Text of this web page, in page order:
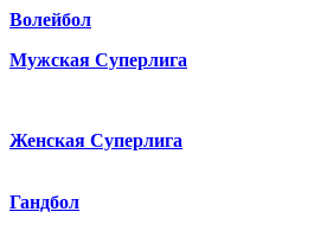
Волейбол
Мужская Суперлига
Женская Суперлига
Гандбол